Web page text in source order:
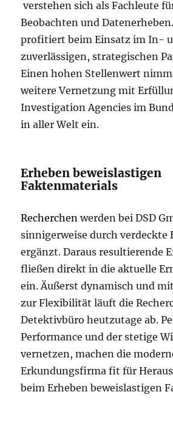
verstehen sich als Fachleute
Beobachten und
profitiert beim Einsatz im In-
zuverlässigen, strategischen
Einen hohen Stellenwert
weitere Vernetzung mit
Investigation Agencies im
in aller Welt ein.
Erheben beweislastigen
Faktenmaterials
Recherchen werden bei DSD
sinnigerweise durch verdeckte
ergänzt. Daraus resultierende
fließen direkt in die aktuelle
ein. Äußerst dynamisch und
zur Flexibilität läuft die
Detektivbüro heutzutage ab.
Performance und der stetige
vernetzen, machen die
Erkundungsfirma fit für
beim Erheben beweislastigen